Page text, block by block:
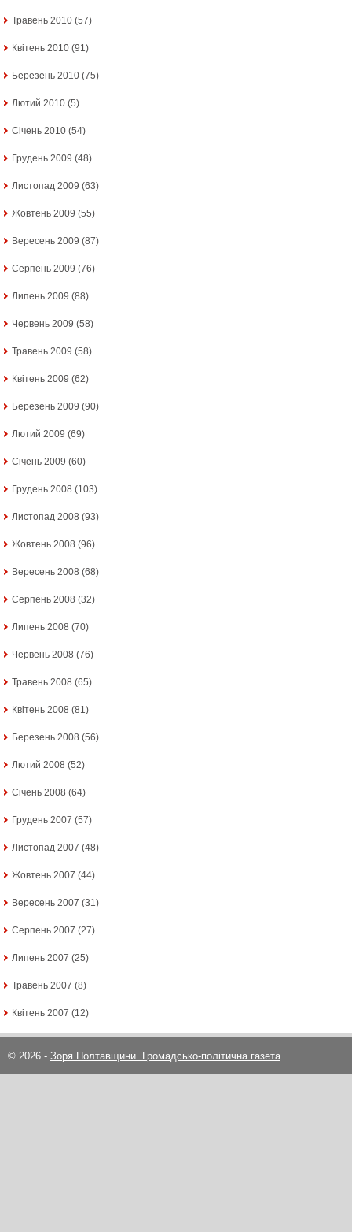
Травень 2010 (57)
Квітень 2010 (91)
Березень 2010 (75)
Лютий 2010 (5)
Січень 2010 (54)
Грудень 2009 (48)
Листопад 2009 (63)
Жовтень 2009 (55)
Вересень 2009 (87)
Серпень 2009 (76)
Липень 2009 (88)
Червень 2009 (58)
Травень 2009 (58)
Квітень 2009 (62)
Березень 2009 (90)
Лютий 2009 (69)
Січень 2009 (60)
Грудень 2008 (103)
Листопад 2008 (93)
Жовтень 2008 (96)
Вересень 2008 (68)
Серпень 2008 (32)
Липень 2008 (70)
Червень 2008 (76)
Травень 2008 (65)
Квітень 2008 (81)
Березень 2008 (56)
Лютий 2008 (52)
Січень 2008 (64)
Грудень 2007 (57)
Листопад 2007 (48)
Жовтень 2007 (44)
Вересень 2007 (31)
Серпень 2007 (27)
Липень 2007 (25)
Травень 2007 (8)
Квітень 2007 (12)
© 2026 - Зоря Полтавщини. Громадсько-політична газета